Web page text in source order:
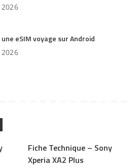
eSIM voyage sur Android
Fiche Technique – Sony
Xperia XA2 Plus